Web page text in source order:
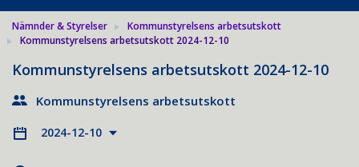
Nämnder & Styrelser
Kommunstyrelsens arbetsutskott
Kommunstyrelsens arbetsutskott 2024-12-10
Kommunstyrelsens arbetsutskott 2024-12-10
Kommunstyrelsens arbetsutskott
2024-12-10